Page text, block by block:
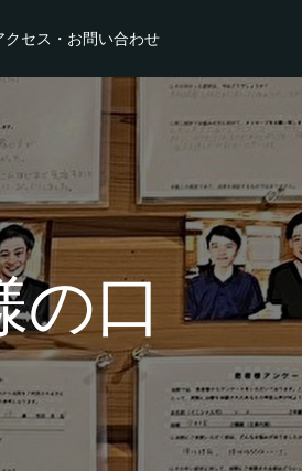
クセス・お問い合わせ
の口